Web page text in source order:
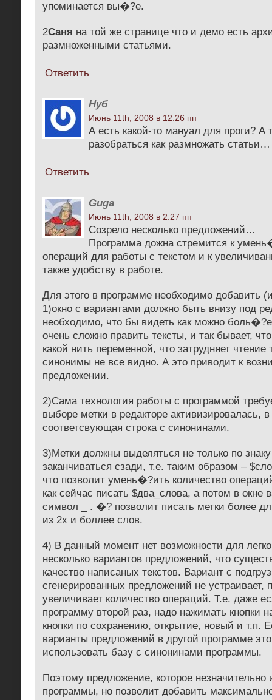
упоминается вы�?е.
2Саня на той же странице что и демо есть
размноженными статьями.
Ответить
Нуб
Июнь 11th, 2008 в 12:26 пп
А есть какой-то мануал для проги? А
разобраться как размножать статьи…
Ответить
Guga
Июнь 11th, 2008 в 2:27 пп
Cозрело несколько предложений…
Программа дожна стремится к
операций для работы с текстом и к
также удобству в работе.
Для этого в программе необходимо добавить
1)окно с вариантами должно быть внизу под
необходимо, что бы видеть как можно
очень сложно править тексты, и так бывает,
какой нить переменной, что затрудняет чтение
синонимы не все видно. А это приводит к
предложении.
2)Сама технология работы с программой
выборе метки в редакторе активизировалась,
соответсвующая строка с синонинами.
3)Метки должны выделяться не только по
заканчиваться сзади, т.е. таким образом –
что позволит умень�?ить количество
как сейчас писать $два_слова, а потом в окне
символ _ . �? позволит писать метки более
из 2х и боллее слов.
4) В данный момент нет возможности для
несколько вариантов предложений, что
качество написаных текстов. Вариант с
сгенерированных предложений не устраивает,
увеличивает количество операций. Т.е. даже
программу второй раз, надо нажимать кнопки
кнопки по сохранению, открытие, новый и т.п.
варианты предложений в другой программе
использовать базу с синонинами программы.
Поэтому предложение, которое незначительно
программы, но позволит добавить